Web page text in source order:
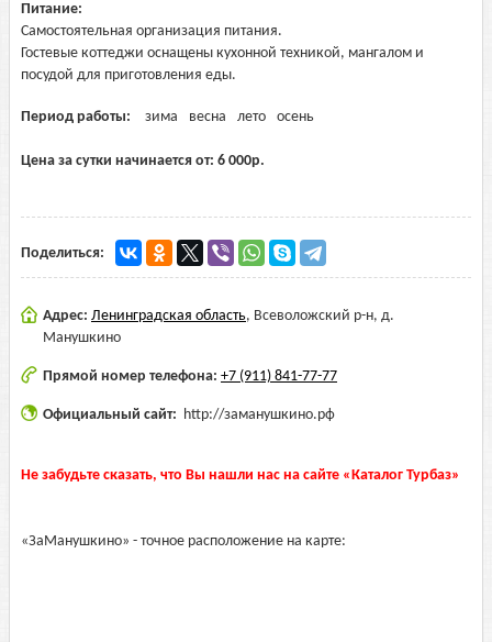
Питание:
Самостоятельная организация питания.
Гостевые коттеджи оснащены кухонной техникой, мангалом и
посудой для приготовления еды.
Период работы: зима весна лето осень
Цена за сутки начинается от: 6 000р.
Поделиться:
Адрес: Ленинградская область, Всеволожский р-н, д.
Манушкино
Прямой номер телефона: +7 (911) 841-77-77
Официальный сайт: http://заманушкино.рф
Не забудьте сказать, что Вы нашли нас на сайте «Каталог Турбаз»
«ЗаМанушкино» - точное расположение на карте: